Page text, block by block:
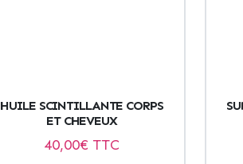
HUILE SCINTILLANTE CORPS
ET CHEVEUX
40,00€ TTC